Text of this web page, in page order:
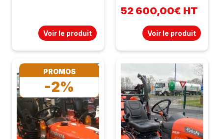
Voir le produit
Lombardini 3
cylindres Cylindrée :
1028 cc Poids : 1600
kg Largeur de travail :
1m25 Rotor SmartCut
avec 72 lames
ventilées affutées -
Réglages central
progressif de la
hauteur de travail
Rouleau de jauge
arrière Relevage
52 600,00€ HT
Voir le produit
PROMOS
-2%